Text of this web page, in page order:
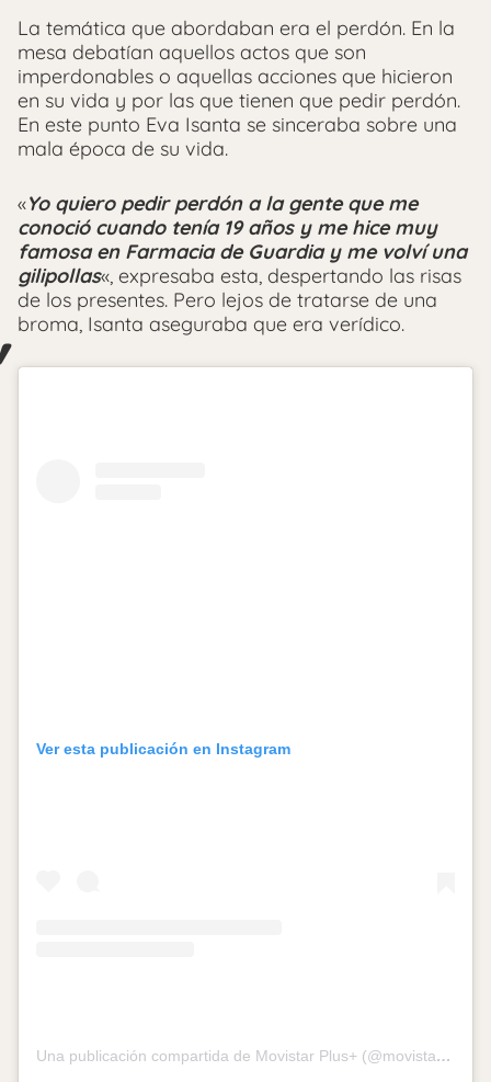
La temática que abordaban era el perdón. En la
mesa debatían aquellos actos que son
imperdonables o aquellas acciones que hicieron
en su vida y por las que tienen que pedir perdón.
En este punto Eva Isanta se sinceraba sobre una
mala época de su vida.
«Yo quiero pedir perdón a la gente que me
conoció cuando tenía 19 años y me hice muy
famosa en Farmacia de Guardia y me volví una
gilipollas«, expresaba esta, despertando las risas
de los presentes. Pero lejos de tratarse de una
broma, Isanta aseguraba que era verídico.
Ver esta publicación en Instagram
Una publicación compartida de Movistar Plus+ (@movistarplus)